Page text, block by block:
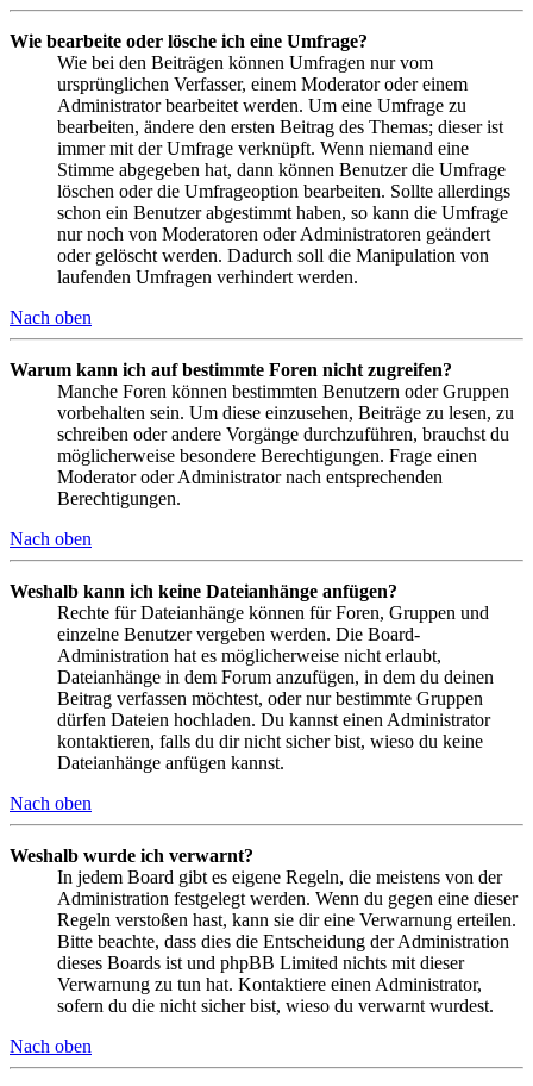
Wie bearbeite oder lösche ich eine Umfrage?
Wie bei den Beiträgen können Umfragen nur vom
ursprünglichen Verfasser, einem Moderator oder einem
Administrator bearbeitet werden. Um eine Umfrage zu
bearbeiten, ändere den ersten Beitrag des Themas; dieser ist
immer mit der Umfrage verknüpft. Wenn niemand eine
Stimme abgegeben hat, dann können Benutzer die Umfrage
löschen oder die Umfrageoption bearbeiten. Sollte allerdings
schon ein Benutzer abgestimmt haben, so kann die Umfrage
nur noch von Moderatoren oder Administratoren geändert
oder gelöscht werden. Dadurch soll die Manipulation von
laufenden Umfragen verhindert werden.
Nach oben
Warum kann ich auf bestimmte Foren nicht zugreifen?
Manche Foren können bestimmten Benutzern oder Gruppen
vorbehalten sein. Um diese einzusehen, Beiträge zu lesen, zu
schreiben oder andere Vorgänge durchzuführen, brauchst du
möglicherweise besondere Berechtigungen. Frage einen
Moderator oder Administrator nach entsprechenden
Berechtigungen.
Nach oben
Weshalb kann ich keine Dateianhänge anfügen?
Rechte für Dateianhänge können für Foren, Gruppen und
einzelne Benutzer vergeben werden. Die Board-
Administration hat es möglicherweise nicht erlaubt,
Dateianhänge in dem Forum anzufügen, in dem du deinen
Beitrag verfassen möchtest, oder nur bestimmte Gruppen
dürfen Dateien hochladen. Du kannst einen Administrator
kontaktieren, falls du dir nicht sicher bist, wieso du keine
Dateianhänge anfügen kannst.
Nach oben
Weshalb wurde ich verwarnt?
In jedem Board gibt es eigene Regeln, die meistens von der
Administration festgelegt werden. Wenn du gegen eine dieser
Regeln verstoßen hast, kann sie dir eine Verwarnung erteilen.
Bitte beachte, dass dies die Entscheidung der Administration
dieses Boards ist und phpBB Limited nichts mit dieser
Verwarnung zu tun hat. Kontaktiere einen Administrator,
sofern du die nicht sicher bist, wieso du verwarnt wurdest.
Nach oben